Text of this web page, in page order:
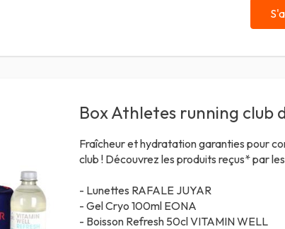
Box Athletes running club
Fraîcheur et hydratation garanties pour
club ! Découvrez les produits reçus* par
- Lunettes RAFALE JUYAR
- Gel Cryo 100ml EONA
- Boisson Refresh 50clVITAMIN WELL